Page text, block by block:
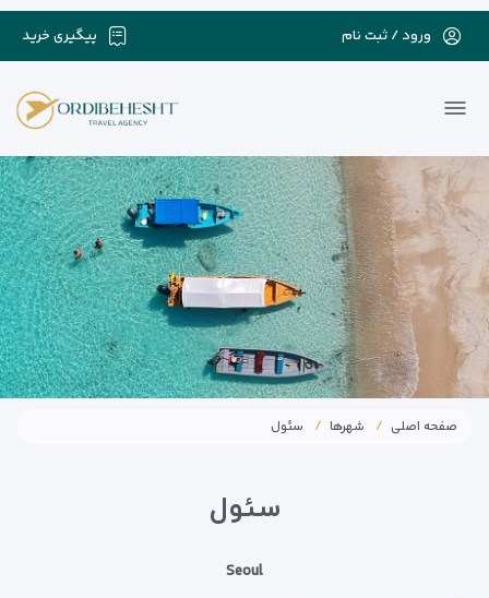
پیگیری خرید ورود / ثبت نام
صفحه اصلی شهرها سئول
سئول
Seoul